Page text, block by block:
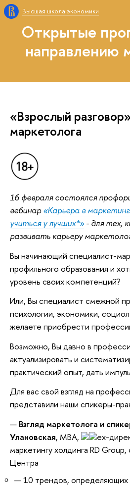
Высшая школа экономики
Открытые
направлению
«Взрослый
маркетолога
16 февраля состоялся
вебинар«Карьера в
учиться у лучших*» - для тех,
развивать карьеру
Вы начинающий специалист-
профильного образования и
уровень своих компетенций?
Или, Вы специалист смежной
психологии, экономики,
желаете приобрести
Возможно, Вы давно в
актуализировать и
практический опыт, дать
Для вас свой взгляд на
представили наши спикеры-
Взгляд маркетолога и
Улановская, MBA,
ex-
маркетингу холдинга RD
Центра
10 трендов, определяющих